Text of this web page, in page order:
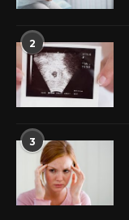
2
3